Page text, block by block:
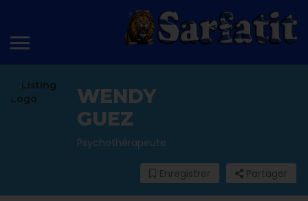
WENDY
GUEZ
Psychothérapeute
Partager
Enregistrer